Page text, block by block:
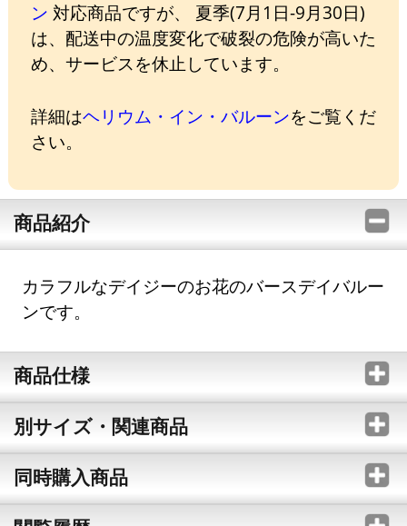
ン 対応商品ですが、 夏季(7月1日-9月30日)
は、配送中の温度変化で破裂の危険が高いた
め、サービスを休止しています。
詳細はヘリウム・イン・バルーンをご覧くだ
さい。
商品紹介
カラフルなデイジーのお花のバースデイバルー
ンです。
商品仕様
別サイズ・関連商品
同時購入商品